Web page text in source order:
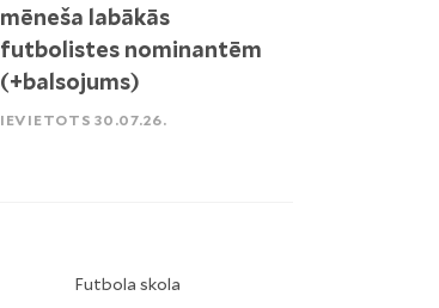
mēneša labākās
futbolistes nominantēm
(+balsojums)
IEVIETOTS 30.07.26.
Futbola skola